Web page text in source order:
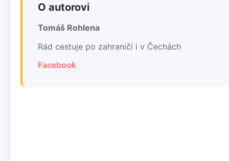
O autorovi
Tomáš Rohlena
Rád cestuje po zahraničí i v Čechách
Facebook